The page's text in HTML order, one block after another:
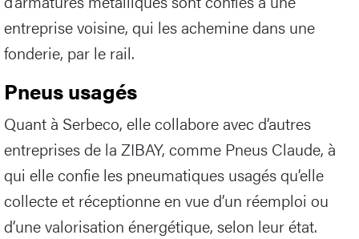
entreprise voisine, qui les achemine dans une
fonderie, par le rail.
Pneus usagés
Quant à Serbeco, elle collabore avec d’autres
entreprises de la ZIBAY, comme Pneus Claude, à
qui elle confie les pneumatiques usagés qu’elle
collecte et réceptionne en vue d’un réemploi ou
d’une valorisation énergétique, selon leur état.